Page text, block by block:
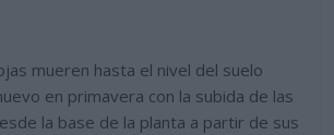
mueren hasta el nivel del suelo
en primavera con la subida de las
la base de la planta a partir de sus